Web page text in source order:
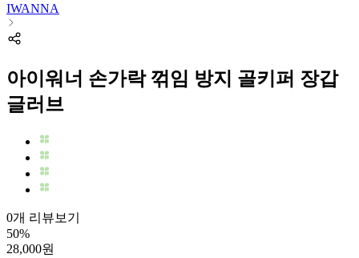
IWANNA
아이워너 손가락 꺾임 방지 골키퍼 장갑
글러브
0개 리뷰보기
50%
28,000원